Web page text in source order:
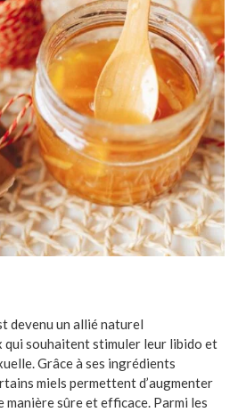
devenu un allié naturel
qui souhaitent stimuler leur libido et
Grâce à ses ingrédients
miels permettent d’augmenter
manière sûre et efficace. Parmi les